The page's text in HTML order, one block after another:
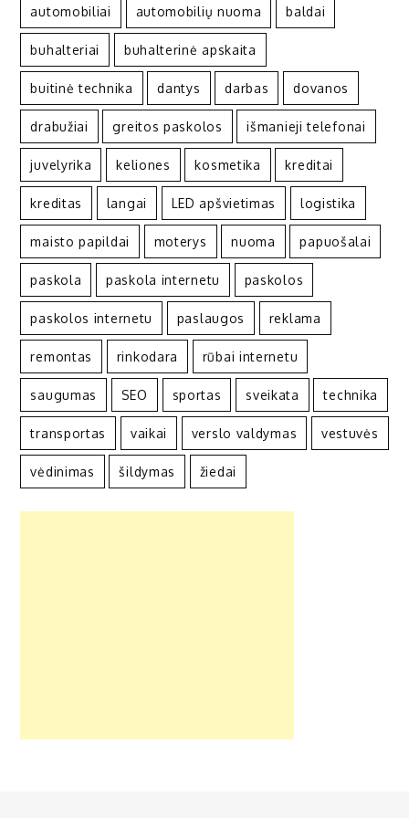
automobiliai automobilių nuoma baldai
buhalteriai buhalterinė apskaita
buitinė technika dantys darbas dovanos
drabužiai greitos paskolos išmanieji telefonai
juvelyrika keliones kosmetika kreditai
kreditas langai LED apšvietimas logistika
maisto papildai moterys nuoma papuošalai
paskola paskola internetu paskolos
paskolos internetu paslaugos reklama
remontas rinkodara rūbai internetu
saugumas SEO sportas sveikata technika
transportas vaikai verslo valdymas vestuvės
vėdinimas šildymas žiedai